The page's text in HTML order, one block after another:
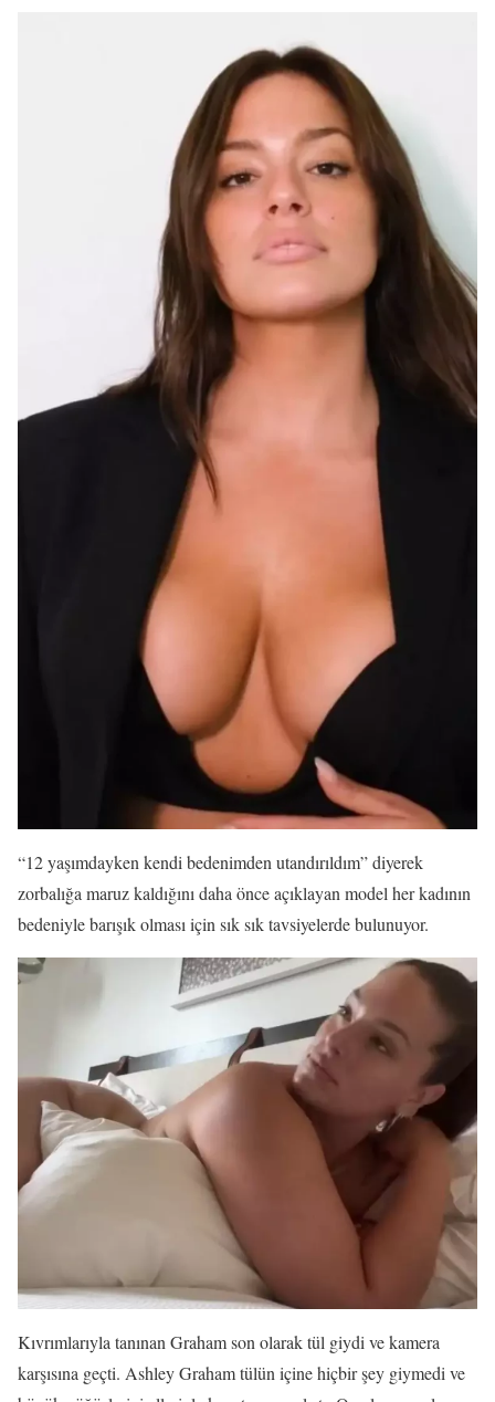
“12 yaşımdayken kendi bedenimden utandırıldım” diyerek
zorbalığa maruz kaldığını daha önce açıklayan model her kadının
bedeniyle barışık olması için sık sık tavsiyelerde bulunuyor.
Kıvrımlarıyla tanınan Graham son olarak tül giydi ve kamera
karşısına geçti. Ashley Graham tülün içine hiçbir şey giymedi ve